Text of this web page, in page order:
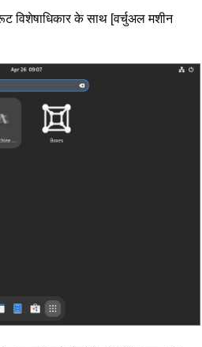
विशेषाधिकार के साथ [वर्चुअल मशीन